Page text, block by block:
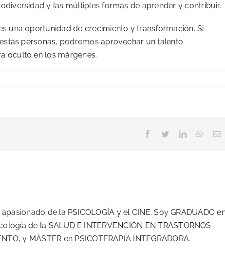
y las múltiples formas de aprender y contribuir.
una oportunidad de crecimiento y transformación. Si
personas, podremos aprovechar un talento
oculto en los márgenes.
Facebook
TwitterLinkedIn
de la PSICOLOGÍA y el CINE. Soy GRADUADO
de la SALUD E INTERVENCIÓN EN TRASTORNOS
y MÁSTER en PSICOTERAPIA INTEGRADORA.